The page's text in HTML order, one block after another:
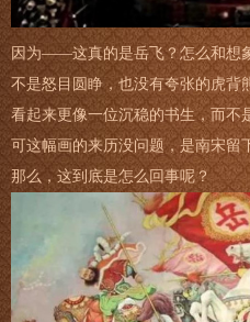
因为——这真的是岳飞？怎么和想
不是怒目圆睁，也没有夸张的虎背
看起来更像一位沉稳的书生，而不
可这幅画的来历没问题，是南宋留
那么，这到底是怎么回事呢？